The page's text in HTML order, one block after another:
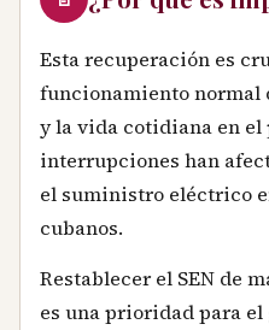
Esta recuperación es
funcionamiento normal
y la vida cotidiana en el
interrupciones han
el suministro eléctrico
cubanos.
Restablecer el SEN de
es una prioridad para